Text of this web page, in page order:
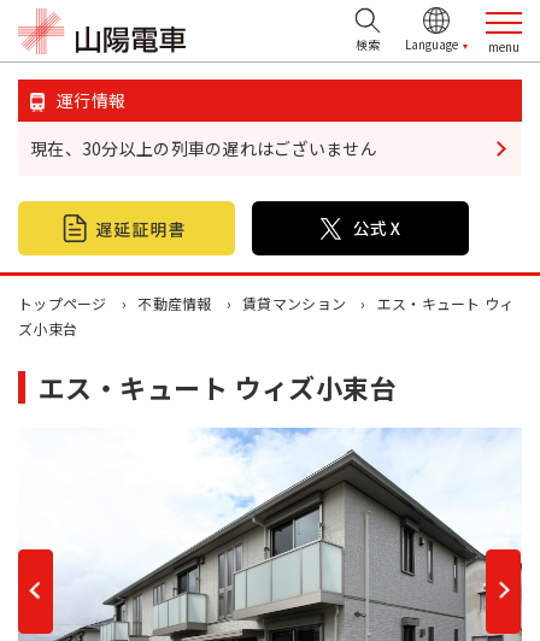
運行情報
現在、30分以上の列車の遅れはございません
トップページ 不動産情報 賃貸マンション
エス・キュート ウィ
ズ小束台
エス・キュート ウィズ小束台
検索
おでかけ情報
不動産情報
採用情報